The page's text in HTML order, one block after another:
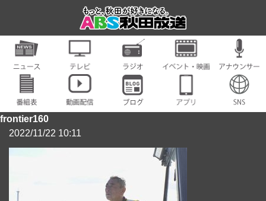
frontier160
2022/11/22 10:11